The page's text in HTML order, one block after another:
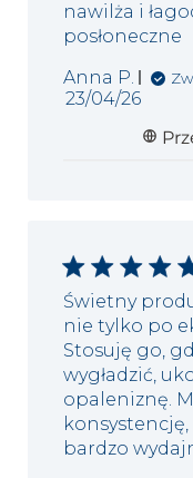
nawilża i
posłoneczne
Anna P.
Data
23/04/26
Świetny
nie tylko po
Stosuję go,
wygładzić,
opaleniznę.
bardzo